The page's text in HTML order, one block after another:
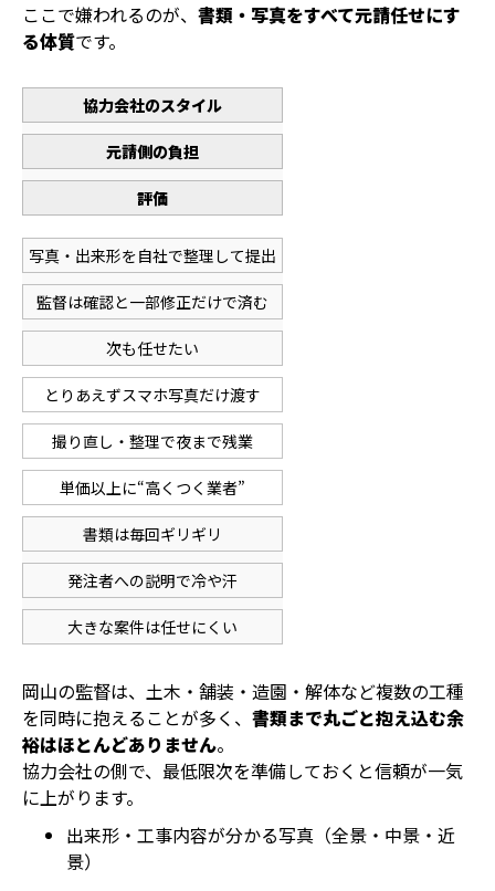
ここで嫌われるのが、 書類・写真をすべて元請任せにす
る体質です。
協力会社のスタイル
元請側の負担
評価
写真・出来形を自社で整理して提出
監督は確認と一部修正だけで済む
次も任せたい
とりあえずスマホ写真だけ渡す
撮り直し・整理で夜まで残業
単価以上に“高くつく業者”
書類は毎回ギリギリ
発注者への説明で冷や汗
大きな案件は任せにくい
岡山の監督は、土木・舗装・造園・解体など複数の工種
を同時に抱えることが多く、 書類まで丸ごと抱え込む余
裕はほとんどありません。
協力会社の側で、最低限次を準備しておくと信頼が一気
に上がります。
出来形・工事内容が分かる写真（全景・中景・近
景）